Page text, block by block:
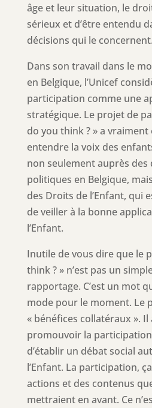
âge et leur situation, le
sérieux et d’être entendu
décisions qui le concernent.
Dans son travail dans le
en Belgique, l’Unicef
participation comme une
stratégique. Le projet de
do you think ? » a
entendre la voix des
non seulement auprès des
politiques en Belgique,
des Droits de l’Enfant, qui
de veiller à la bonne
l’Enfant.
Inutile de vous dire que le
think ? » n’est pas un
rapportage. C’est un mot
mode pour le moment. Le
« bénéfices collatéraux ». Il
promouvoir la
d’établir un débat social
l’Enfant. La participation,
actions et des contenus
mettraient en avant. Ce